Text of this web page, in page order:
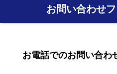
お問い合わせ
お電話でのお問い合わ